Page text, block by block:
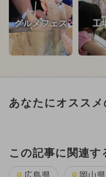
グルメフェス 工
あなたにオススメ
この記事に関連す